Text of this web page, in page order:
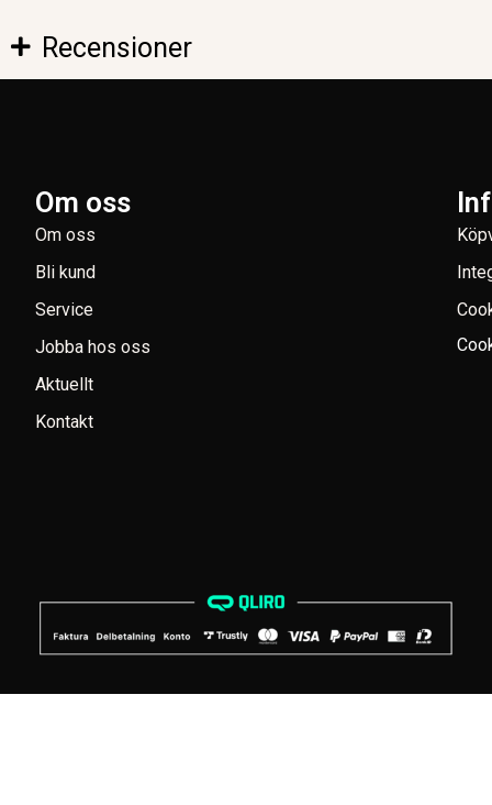
Recensioner
Om oss
Om oss
Bli kund
Service
Jobba hos oss
Aktuellt
Kontakt